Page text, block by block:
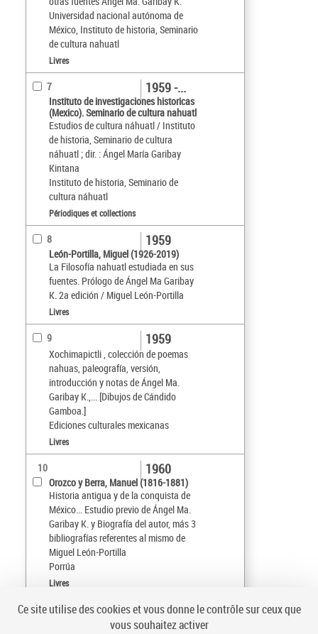
Universidad nacional autónoma de
México, Instituto de historia, Seminario
de cultura nahuatl
Livres
7
Instituto de investigaciones historicas
(Mexico). Seminario de cultura nahuatl
Estudios de cultura náhuatl / Instituto
de historia, Seminario de cultura
náhuatl ; dir. : Ángel María Garibay
Kintana
Instituto de historia, Seminario de
cultura náhuatl
1959 -...
Périodiques et collections
8
León-Portilla, Miguel (1926-2019)
La Filosofía nahuatl estudiada en sus
fuentes. Prólogo de Ángel Ma Garibay
K. 2a edición / Miguel León-Portilla
1959
Livres
9
Xochimapictli , colección de poemas
nahuas, paleografía, versión,
introducción y notas de Ángel Ma.
Garibay K.,... [Dibujos de Cándido
Gamboa.]
Ediciones culturales mexicanas
1959
Livres
10
Orozco y Berra, Manuel (1816-1881)
Historia antigua y de la conquista de
México... Estudio previo de Ángel Ma.
Garibay K. y Biografía del autor, más 3
bibliografías referentes al mismo de
Miguel León-Portilla
Porrúa
1960
Livres
Date (croissant)
Ce site utilise des cookies et vous donne le contrôle sur ceux que
vous souhaitez activer